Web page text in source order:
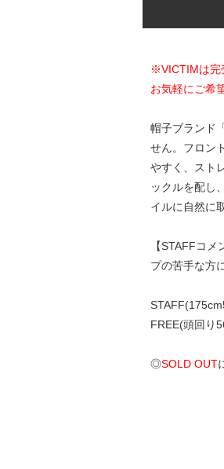
※VICTIMは完
お気軽にご希
帽子ブランド
せん。フロン
やすく、スト
ックルを配し
イルに自然に
【STAFFコ
プの苦手な方
FREE(頭回り
◎SOLD OUT